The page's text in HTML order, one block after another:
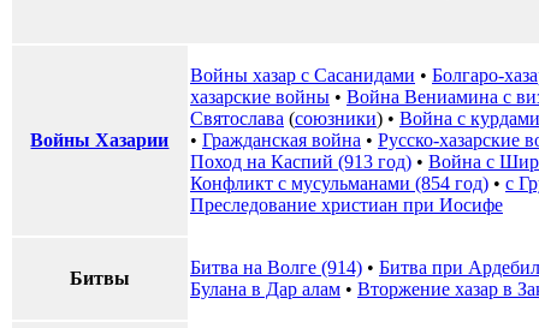
Войны Хазарии
Войны хазар с Сасанидами • Болгаро-
хазарские войны • Война Вениамина с
Святослава (союзники) • Война с курдами
• Гражданская война • Русско-хазарские
Поход на Каспий (913 год) • Война с
Конфликт с мусульманами (854 год) • с
Преследование христиан при Иосифе
Битвы
Битва на Волге (914) • Битва при
Булана в Дар алам • Вторжение хазар в